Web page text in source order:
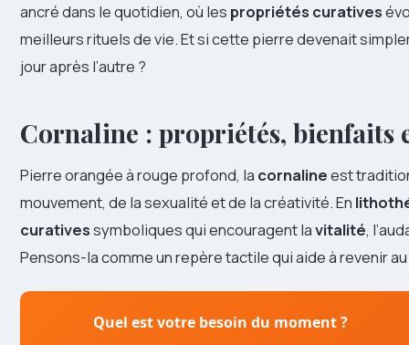
ancré dans le quotidien, où les propriétés curatives
meilleurs rituels de vie. Et si cette pierre devenait
jour après l’autre ?
Cornaline : propriétés, bienfaits
Pierre orangée à rouge profond, la cornalineest
mouvement, de la sexualité et de la créativité. En
curativessymboliques qui encouragent lavitalité,
Pensons-la comme un repère tactile qui aide à revenir
Quel est votre besoin du moment ?